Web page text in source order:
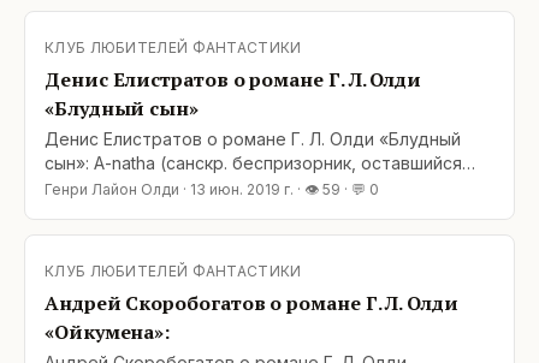
По сюжету как водится взрослеем вместе с
героями. Местами неиллюзорно, узко, как в зеркале
видим себя, местами, в самой что ни на есть
широкой рамке
КЛУБ ЛЮБИТЕЛЕЙ ФАНТАСТИКИ
Денис Елистратов о романе Г. Л. Олди
«Блудный сын»
Денис Елистратов о романе Г. Л. Олди «Блудный
сын»: A-natha (санскр. беспризорник, оставшийся
без защиты) — начали издалека. Далее беглец/
По сюжету как водится взрослеем вместе с
героями. Местами неиллюзорно, узко, как в зеркале
видим себя, местами, в самой что ни на есть
широкой рамке
Генри Лайон Олди · 13 июн. 2019 г. · 👁 59 · 💬 0
КЛУБ ЛЮБИТЕЛЕЙ ФАНТАСТИКИ
Андрей Скоробогатов о романе Г. Л. Олди
«Ойкумена»: